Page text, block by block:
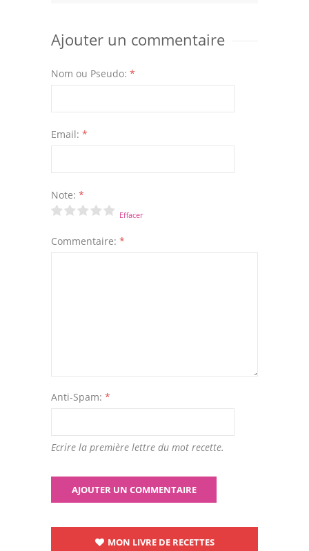
Ajouter un commentaire
Nom ou Pseudo: *
Email: *
Note: *
Effacer
Commentaire: *
Anti-Spam: *
Ecrire la première lettre du mot recette.
MON LIVRE DE RECETTES